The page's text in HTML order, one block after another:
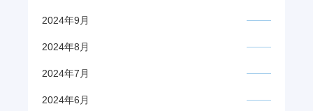
2024年9月
2024年8月
2024年7月
2024年6月